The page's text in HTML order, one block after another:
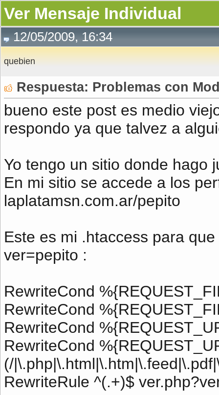
Ver Mensaje Individual
12/05/2009, 16:34
quebien
Respuesta: Problemas con
bueno este post es medio
respondo ya que talvez a
Yo tengo un sitio donde hago
En mi sitio se accede a los
laplatamsn.com.ar/pepito
Este es mi .htaccess para
ver=pepito :
RewriteCond
RewriteCond
RewriteCond
RewriteCond
(/
RewriteRule ^(.+)$